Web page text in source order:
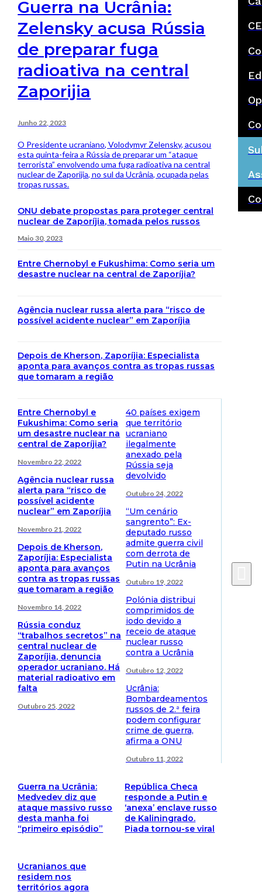
Guerra na Ucrânia:
Zelensky acusa Rússia
de preparar fuga
radioativa na central
Zaporijia
Junho 22, 2023
O Presidente ucraniano, ​​​​​​​Volodymyr Zelensky, acusou
esta quinta-feira a Rússia de preparar um “ataque
terrorista” envolvendo uma fuga radioativa na central
nuclear de Zaporijia, no sul da Ucrânia, ocupada pelas
tropas russas.
ONU debate propostas para proteger central
nuclear de Zaporíjia, tomada pelos russos
Maio 30, 2023
Entre Chernobyl e Fukushima: Como seria um
desastre nuclear na central de Zaporíjia?
Agência nuclear russa alerta para “risco de
possível acidente nuclear” em Zaporíjia
Depois de Kherson, Zaporíjia: Especialista
aponta para avanços contra as tropas russas
que tomaram a região
Entre Chernobyl e
Fukushima: Como seria
um desastre nuclear na
central de Zaporíjia?
Novembro 22, 2022
Agência nuclear russa
alerta para “risco de
possível acidente
nuclear” em Zaporíjia
Novembro 21, 2022
Depois de Kherson,
Zaporíjia: Especialista
aponta para avanços
contra as tropas russas
que tomaram a região
Novembro 14, 2022
Rússia conduz
“trabalhos secretos” na
central nuclear de
Zaporíjia, denuncia
operador ucraniano. Há
material radioativo em
falta
Outubro 25, 2022
40 países exigem
que território
ucraniano
ilegalmente
anexado pela
Rússia seja
devolvido
Outubro 24, 2022
“Um cenário
sangrento”: Ex-
deputado russo
admite guerra civil
com derrota de
Putin na Ucrânia
Outubro 19, 2022
Polónia distribui
comprimidos de
iodo devido a
receio de ataque
nuclear russo
contra a Ucrânia
Outubro 12, 2022
Ucrânia:
Bombardeamentos
russos de 2.ª feira
podem configurar
crime de guerra,
afirma a ONU
Outubro 11, 2022
Guerra na Ucrânia:
Medvedev diz que
ataque massivo russo
desta manha foi
“primeiro episódio”
República Checa
responde a Putin e
‘anexa’ enclave russo
de Kaliningrado.
Piada tornou-se viral
Ucranianos que
residem nos
territórios agora